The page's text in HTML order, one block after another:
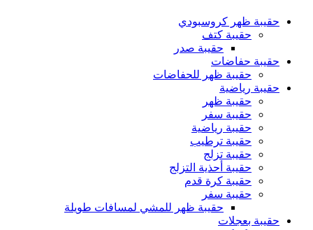
حقيبة ظهر كروسبودي
حقيبة كتف
حقيبة صدر
حقيبة حفاضات
حقيبة ظهر للحفاضات
حقيبة رياضية
حقيبة ظهر
حقيبة سفر
حقيبة رياضية
حقيبة ترطيب
حقيبة تزلج
حقيبة أحذية التزلج
حقيبة كرة قدم
حقيبة سفر
حقيبة ظهر للمشي لمسافات طويلة
حقيبة بعجلات